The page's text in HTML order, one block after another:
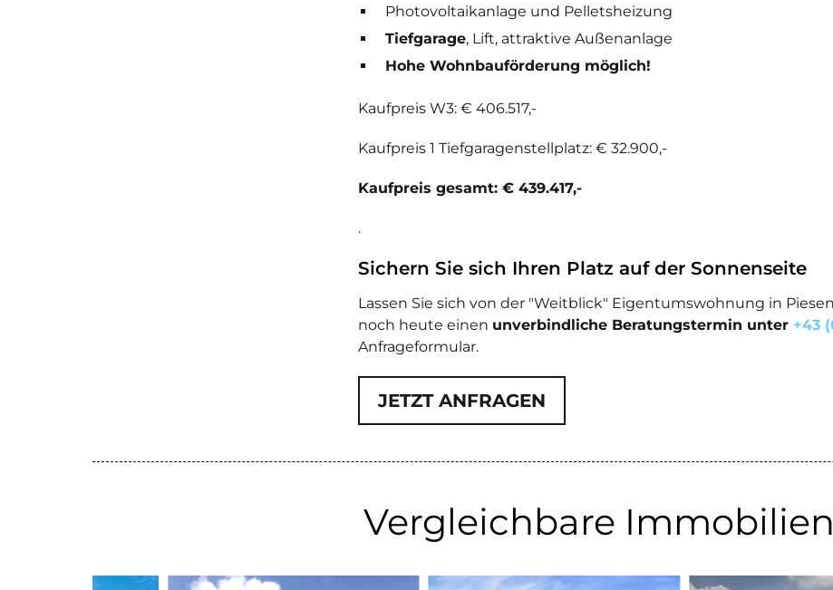
Photovoltaikanlage und Pelletsheizung
Tiefgarage, Lift, attraktive Außenanlage
Hohe Wohnbauförderung möglich!
Kaufpreis W3: € 406.517,-
Kaufpreis 1 Tiefgaragenstellplatz: € 32.900,-
Kaufpreis gesamt: € 439.417,-
.
Sichern Sie sich Ihren Platz auf der Sonnenseite
Lassen Sie sich von der "Weitblick" Eigentumswohnung in
noch heute einen unverbindliche Beratungstermin unter +43
Anfrageformular.
JETZT ANFRAGEN
Vergleichbare Immobilien